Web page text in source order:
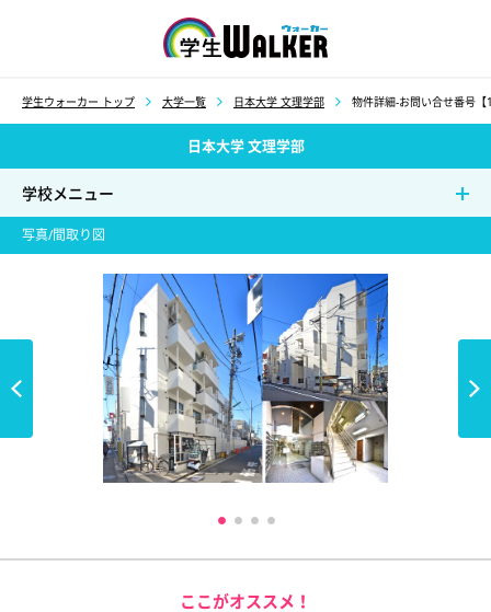
学生ウォーカー トップ 大学一覧 日本大学 文理学部 物件詳細-お問い合せ番号
日本大学 文理学部
学校メニュー
写真/間取り図
ここがオススメ！